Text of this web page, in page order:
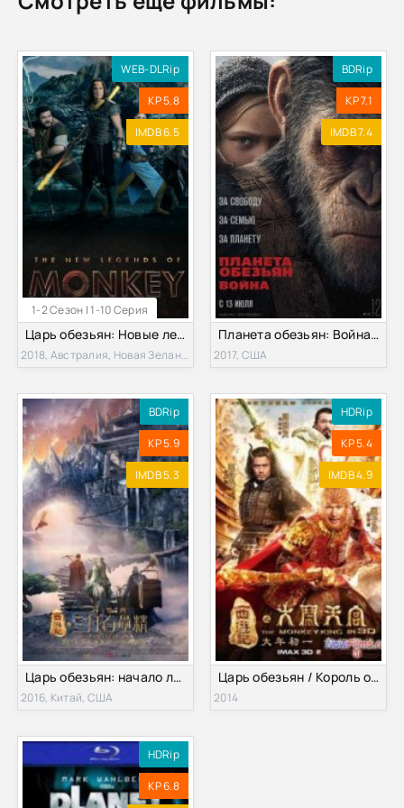
1-2 Сезон | 1-10 Серия
WEB-DLRip
KP 5.8
IMDB 6.5
Царь обезьян: Новые легенды (1-2 Сезон)
2018, Австралия, Новая Зеландия
BDRip
KP 7.1
IMDB 7.4
Планета обезьян: Война / Война планеты обезьян (2017)
2017, США
BDRip
KP 5.9
IMDB 5.3
Царь обезьян: начало легенды (2016)
2016, Китай, США
HDRip
KP 5.4
IMDB 4.9
Царь обезьян / Король обезьян (2014)
2014
HDRip
KP 6.8